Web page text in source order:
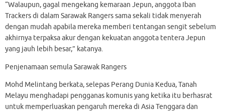
“Walaupun, gagal mengekang kemaraan Jepun, anggota Iban
Trackers di dalam Sarawak Rangers sama sekali tidak menyerah
dengan mudah apabila mereka memberi tentangan sengit sebelum
akhirnya terpaksa akur dengan kekuatan anggota tentera Jepun
yang jauh lebih besar,” katanya.
Penjenamaan semula Sarawak Rangers
Mohd Melintang berkata, selepas Perang Dunia Kedua, Tanah
Melayu menghadapi pengganas komunis yang ketika itu berhasrat
untuk memperluaskan pengaruh mereka di Asia Tenggara dan